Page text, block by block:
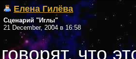
Елена Гилёва
Сценарий "Иглы"
21 December, 2004 в 16:58
говорят, что